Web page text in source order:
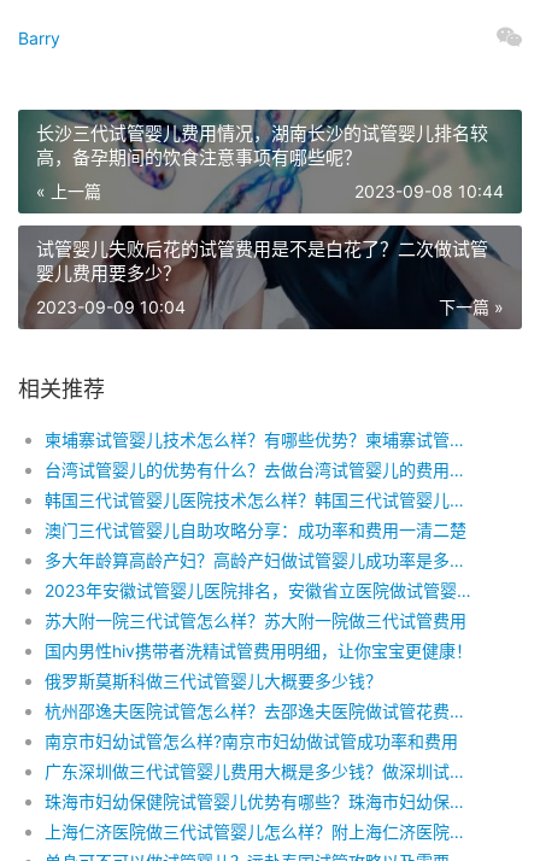
Barry
长沙三代试管婴儿费用情况，湖南长沙的试管婴儿排名较
高，备孕期间的饮食注意事项有哪些呢？
« 上一篇 2023-09-08 10:44
试管婴儿失败后花的试管费用是不是白花了？二次做试管
婴儿费用要多少？
下一篇 »
2023-09-09 10:04
相关推荐
柬埔寨试管婴儿技术怎么样？有哪些优势？柬埔寨试管婴儿费用多少？
台湾试管婴儿的优势有什么？去做台湾试管婴儿的费用有什么？
韩国三代试管婴儿医院技术怎么样？韩国三代试管婴儿费用多少?附详细费用。
澳门三代试管婴儿自助攻略分享：成功率和费用一清二楚
多大年龄算高龄产妇？高龄产妇做试管婴儿成功率是多少?高龄产妇做试管婴儿费用
2023年安徽试管婴儿医院排名，安徽省立医院做试管婴儿优势
苏大附一院三代试管怎么样？苏大附一院做三代试管费用
国内男性hiv携带者洗精试管费用明细，让你宝宝更健康！
俄罗斯莫斯科做三代试管婴儿大概要多少钱？
杭州邵逸夫医院试管怎么样？去邵逸夫医院做试管花费多少？
南京市妇幼试管怎么样?南京市妇幼做试管成功率和费用
广东深圳做三代试管婴儿费用大概是多少钱？做深圳试管婴儿好孕攻略！
珠海市妇幼保健院试管婴儿优势有哪些？珠海市妇幼保健院费用明细
上海仁济医院做三代试管婴儿怎么样？附上海仁济医院试管费用明细